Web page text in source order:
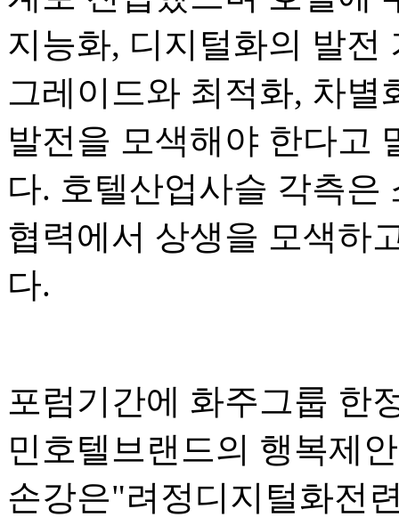
지능화, 디지털화의 발전
그레이드와 최적화, 차
발전을 모색해야 한다고
다. 호텔산업사슬 각측은
협력에서 상생을 모색하
다.
포럼기간에 화주그룹 한
민호텔브랜드의 행복제
손강은"려정디지털화전